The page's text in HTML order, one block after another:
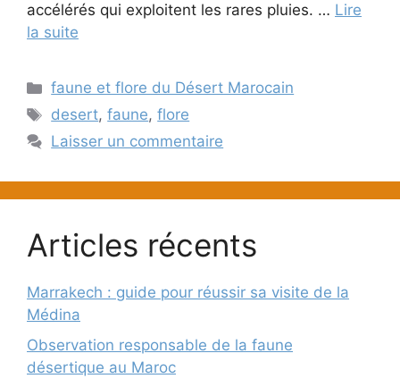
accélérés qui exploitent les rares pluies. … Lire
la suite
Catégories
faune et flore du Désert Marocain
Étiquettes
desert,faune,flore
Laisser un commentaire
Articles récents
Marrakech : guide pour réussir sa visite de la
Médina
Observation responsable de la faune
désertique au Maroc